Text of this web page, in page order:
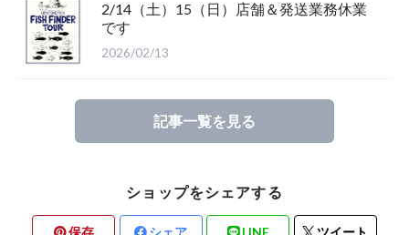
Glove
2/14（土）15（日）店舗＆発送業務休業
です
2026/02/13
記事一覧を見る
ショップをシェアする